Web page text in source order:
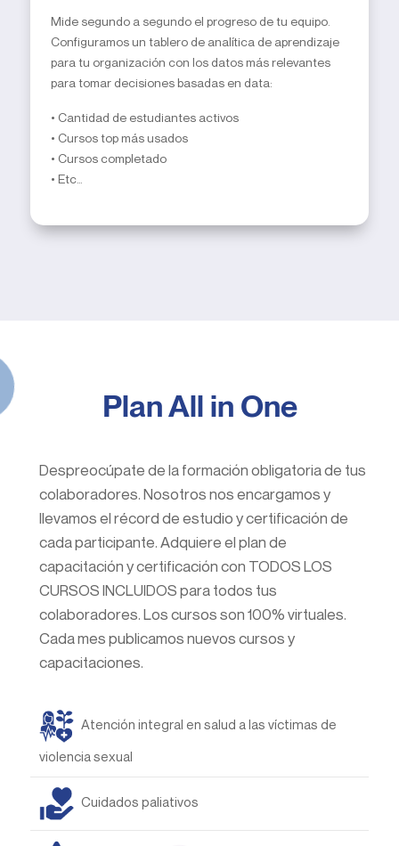
Mide segundo a segundo el progreso de tu equipo.
Configuramos un tablero de analítica de aprendizaje
para tu organización con los datos más relevantes
para tomar decisiones basadas en data:
• Cantidad de estudiantes activos
• Cursos top más usados
• Cursos completado
• Etc…
Plan All in One
Despreocúpate de la formación obligatoria de tus
colaboradores. Nosotros nos encargamos y
llevamos el récord de estudio y certificación de
cada participante. Adquiere el plan de
capacitación y certificación con TODOS LOS
CURSOS INCLUIDOS para todos tus
colaboradores. Los cursos son 100% virtuales.
Cada mes publicamos nuevos cursos y
capacitaciones.
Atención integral en salud a las víctimas de
violencia sexual
Cuidados paliativos